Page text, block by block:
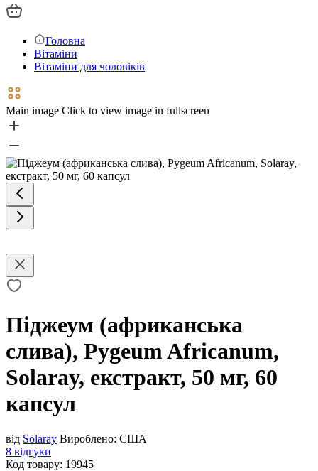
Головна
Вітаміни
Вітаміни для чоловіків
Main image Click to view image in fullscreen
Піджеум (африканська
слива), Pygeum Africanum,
Solaray, екстракт, 50 мг, 60
капсул
від Solaray Вироблено: США
8 відгуки
Код товару: 19945